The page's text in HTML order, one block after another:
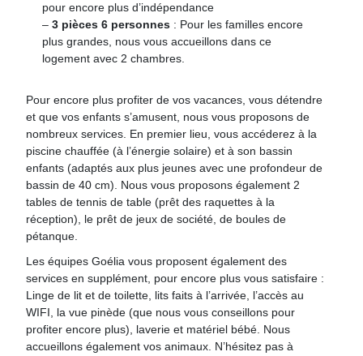
pour encore plus d’indépendance
–3 pièces 6 personnes : Pour les familles encore
plus grandes, nous vous accueillons dans ce
logement avec 2 chambres.
Pour encore plus profiter de vos vacances, vous détendre
et que vos enfants s’amusent, nous vous proposons de
nombreux services. En premier lieu, vous accéderez à la
piscine chauffée (à l’énergie solaire) et à son bassin
enfants (adaptés aux plus jeunes avec une profondeur de
bassin de 40 cm). Nous vous proposons également 2
tables de tennis de table (prêt des raquettes à la
réception), le prêt de jeux de société, de boules de
pétanque.
Les équipes Goélia vous proposent également des
services en supplément, pour encore plus vous satisfaire :
Linge de lit et de toilette, lits faits à l’arrivée, l’accès au
WIFI, la vue pinède (que nous vous conseillons pour
profiter encore plus), laverie et matériel bébé. Nous
accueillons également vos animaux. N’hésitez pas à